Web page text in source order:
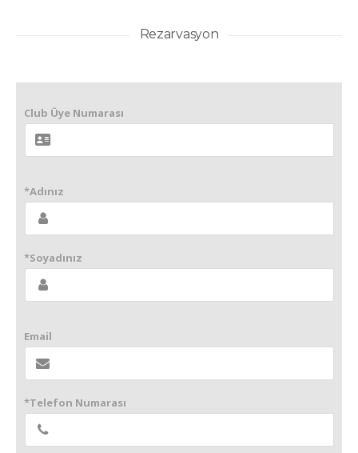
Rezarvasyon
Club Üye Numarası
*Adınız
*Soyadınız
Email
*Telefon Numarası